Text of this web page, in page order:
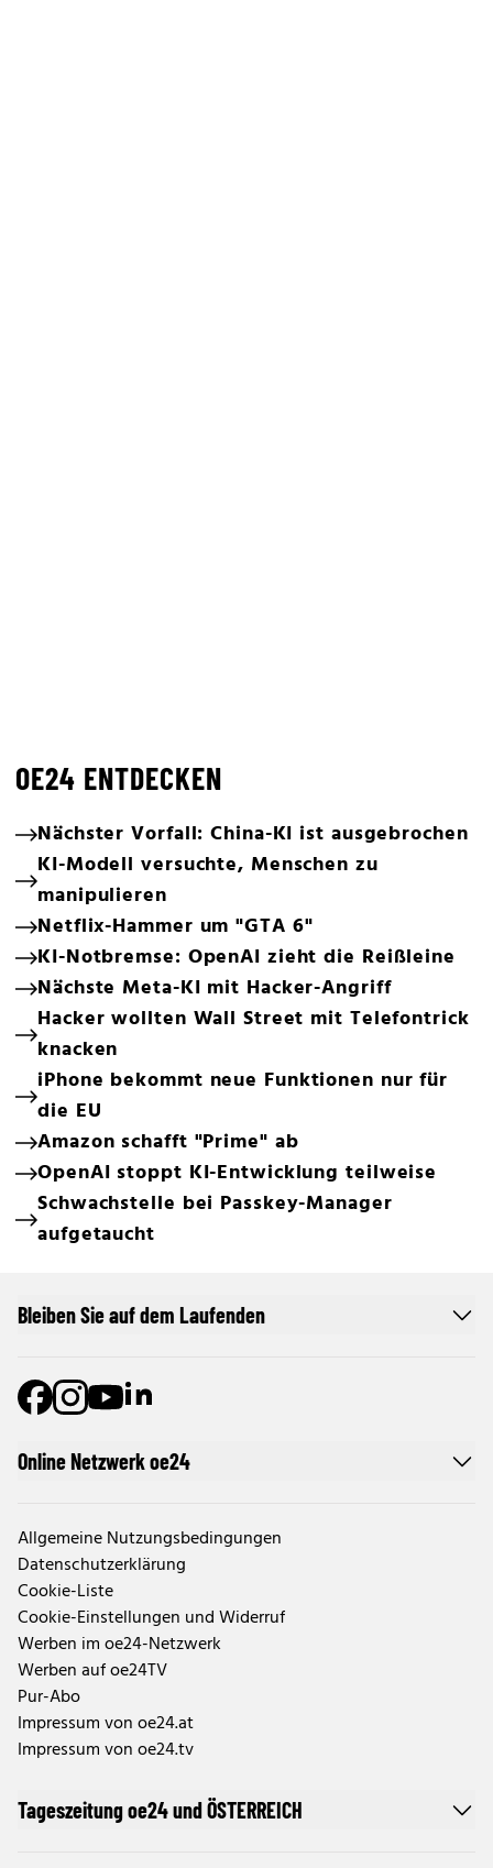
OE24 ENTDECKEN
Nächster Vorfall: China-KI ist ausgebrochen
KI-Modell versuchte, Menschen zu
manipulieren
Netflix-Hammer um "GTA 6"
KI-Notbremse: OpenAI zieht die Reißleine
Nächste Meta-KI mit Hacker-Angriff
Hacker wollten Wall Street mit Telefontrick
knacken
iPhone bekommt neue Funktionen nur für
die EU
Amazon schafft "Prime" ab
OpenAI stoppt KI-Entwicklung teilweise
Schwachstelle bei Passkey-Manager
aufgetaucht
Online Netzwerk oe24
Allgemeine Nutzungsbedingungen
Datenschutzerklärung
Cookie-Liste
Cookie-Einstellungen und Widerruf
Werben im oe24-Netzwerk
Werben auf oe24TV
Pur-Abo
Impressum von oe24.at
Impressum von oe24.tv
Tageszeitung oe24 und ÖSTERREICH
Bleiben Sie auf dem Laufenden